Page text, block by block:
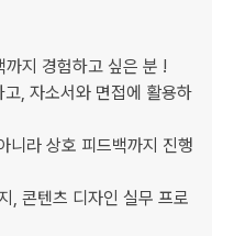
지 경험하고 싶은 분 !
, 자소서와 면접에 활용하
니라 상호 피드백까지 진행
, 콘텐츠 디자인 실무 프로